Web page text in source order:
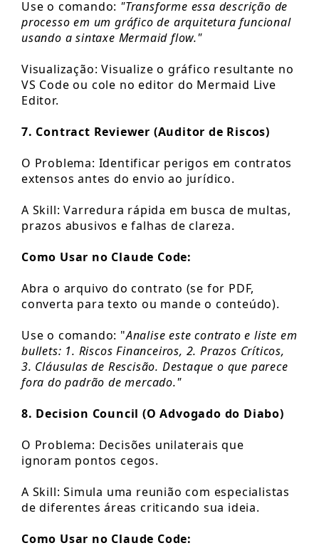
Use o comando: "Transforme essa descrição de
processo em um gráfico de arquitetura funcional
usando a sintaxe Mermaid flow."
Visualização: Visualize o gráfico resultante no
VS Code ou cole no editor do Mermaid Live
Editor.
7. Contract Reviewer (Auditor de Riscos)
O Problema: Identificar perigos em contratos
extensos antes do envio ao jurídico.
A Skill: Varredura rápida em busca de multas,
prazos abusivos e falhas de clareza.
Como Usar no Claude Code:
Abra o arquivo do contrato (se for PDF,
converta para texto ou mande o conteúdo).
Use o comando: "Analise este contrato e liste em
bullets: 1. Riscos Financeiros, 2. Prazos Críticos,
3. Cláusulas de Rescisão. Destaque o que parece
fora do padrão de mercado."
8. Decision Council (O Advogado do Diabo)
O Problema: Decisões unilaterais que
ignoram pontos cegos.
A Skill: Simula uma reunião com especialistas
de diferentes áreas criticando sua ideia.
Como Usar no Claude Code: